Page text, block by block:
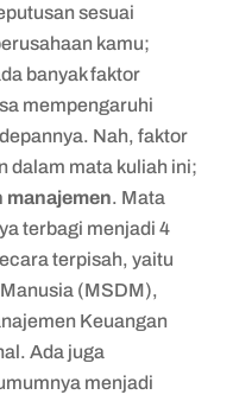
sesuai
kamu;
banyak faktor
mempengaruhi
Nah, faktor
dalam mata kuliah ini;
manajemen. Mata
terbagi menjadi 4
terpisah, yaitu
(MSDM),
Keuangan
Ada juga
menjadi